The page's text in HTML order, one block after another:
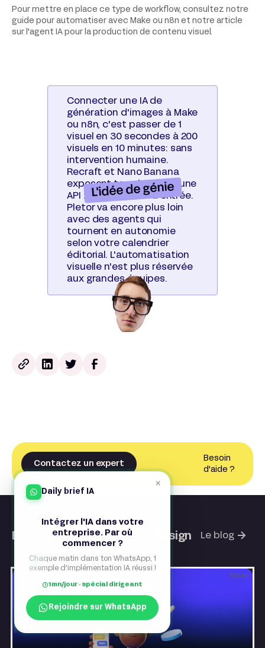
Pour mettre en place ce type de workflow, consultez notre
guide pour automatiser avec Make ou n8n et notre article
sur l'agent IA pour la production de contenu visuel.
Connecter une IA de
génération d'images à Make
ou n8n, c'est passer de 1
visuel en 30 secondes à 200
visuels en 10 minutes: sans
intervention humaine.
Recraft et Nano Banana
exposent tous les deux une
API : c'est le point d'entrée.
Pletor va encore plus loin
avec des agents qui
tournent en autonomie
selon votre calendrier
éditorial. L'automatisation
visuelle n'est plus réservée
aux grandes équipes.
L'idée de génie
Besoin
d'aide ?
Contactez un expert
Encore plus d'articles sur Design Le blog
10 min
×
Daily brief IA
Intégrer l'IA dans votre
entreprise. Par où
commencer ?
Chaque matin dans ton WhatsApp, 1
exemple d'implémentation IA réussi !
1mn/jour · spécial dirigeant
Rejoindre sur WhatsApp